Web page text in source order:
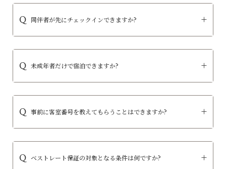
同伴者が先にチェックインできますか?
未成年者だけで宿泊できますか?
事前に客室番号を教えてもらうことはできますか?
ベストレート保証の対象となる条件は何ですか?